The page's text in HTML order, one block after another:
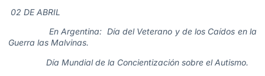
02 DE ABRIL
En Argentina: Día del Veterano y de los Caídos en la
Guerra las Malvinas.
Día Mundial de la Concientización sobre el Autismo.